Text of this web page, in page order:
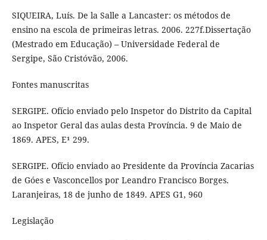
SIQUEIRA, Luís. De la Salle a Lancaster: os métodos de
ensino na escola de primeiras letras. 2006. 227f.Dissertação
(Mestrado em Educação) – Universidade Federal de
Sergipe, São Cristóvão, 2006.
Fontes manuscritas
SERGIPE. Ofício enviado pelo Inspetor do Distrito da Capital
ao Inspetor Geral das aulas desta Província. 9 de Maio de
1869. APES, E¹ 299.
SERGIPE. Ofício enviado ao Presidente da Província Zacarias
de Góes e Vasconcellos por Leandro Francisco Borges.
Laranjeiras, 18 de junho de 1849. APES G1, 960
Legislação